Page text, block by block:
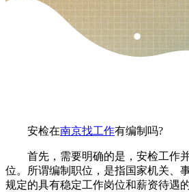
安检在南京找工作有编制吗?
首先，需要明确的是，安检工作并
位。所谓编制职位，是指国家机关、
规定的具有稳定工作岗位和薪资待遇